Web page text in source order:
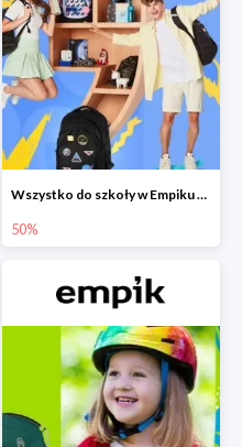
Wszystko do szkoły w Empiku do -50%
50%